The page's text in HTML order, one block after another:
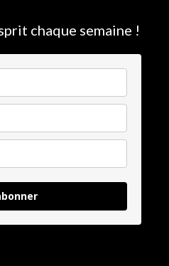
chaque semaine !